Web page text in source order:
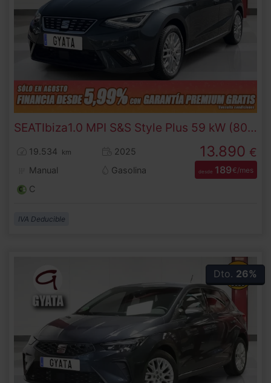
SEATIbiza 1.0 MPI S&S Style Plus 59 kW (80 CV)
19.534 km
2025
Manual
Gasolina
C
13.890 €
desde 189€/mes
IVA Deducible
Dto. 26%